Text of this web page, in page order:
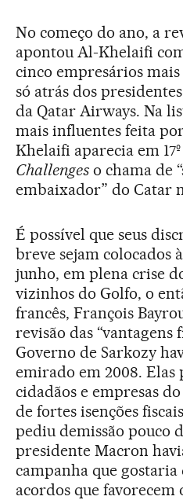
No começo do ano, a
apontou Al-Khelaifi
cinco empresários
só atrás dos
da Qatar Airways. Na
mais influentes feita
Khelaifi aparecia em
Challengeso chama de
embaixador” do Catar
É possível que seus
breve sejam colocados
junho, em plena crise
vizinhos do Golfo, o
francês, François
revisão das “vantagens
Governo de Sarkozy
emirado em 2008. Elas
cidadãos e empresas
de fortes isenções
pediu demissão pouco
presidente Macron
campanha que gostaria
acordos que favorecem